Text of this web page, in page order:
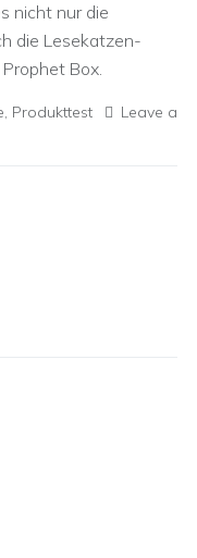
nicht nur die
die Lesekatzen-
Box.
, Produkttest
Leave a